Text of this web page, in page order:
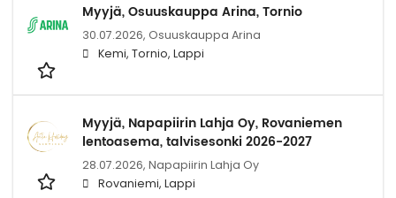
Myyjä, Osuuskauppa Arina, Tornio
30.07.2026, Osuuskauppa Arina
Kemi, Tornio, Lappi
Myyjä, Napapiirin Lahja Oy, Rovaniemen
lentoasema, talvisesonki 2026-2027
28.07.2026, Napapiirin Lahja Oy
Rovaniemi, Lappi